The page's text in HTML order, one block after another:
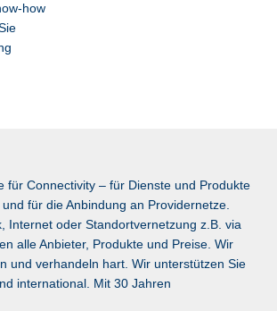
how
für Connectivity – für Dienste und Produkte
für die Anbindung an Providernetze.
Internet oder Standortvernetzung z.B. via
alle Anbieter, Produkte und Preise. Wir
und verhandeln hart. Wir unterstützen Sie
international. Mit 30 Jahren